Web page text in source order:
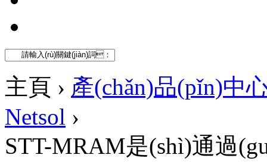
主頁 › 產(chǎn)品(pǐn)中
Netsol ›
STT-MRAM是(shì)通過